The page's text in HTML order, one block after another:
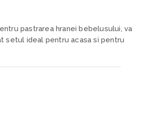
pastrarea hranei bebelusului, va
setul ideal pentru acasa si pentru